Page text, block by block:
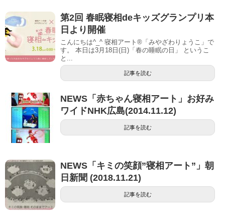
第2回 春眠寝相deキッズグランプリ本
日より開催
こんにちは^_^ 寝相アート®︎「みやざわりょうこ」で
す。 本日は3月18日(日)「春の睡眠の日」 というこ
と...
記事を読む
NEWS「赤ちゃん寝相アート」お好み
ワイドNHK広島(2014.11.12)
記事を読む
NEWS「キミの笑顔”寝相アート”」朝
日新聞 (2018.11.21)
記事を読む